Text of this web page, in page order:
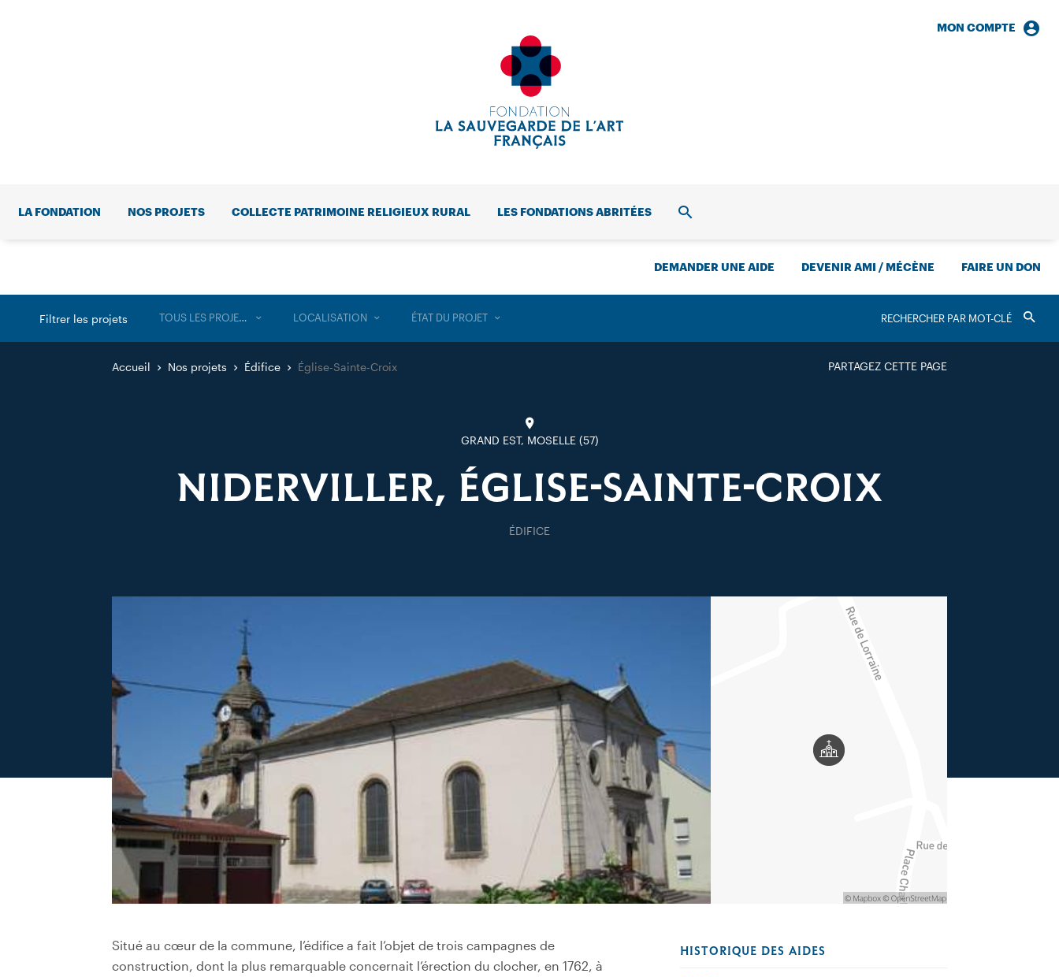
MON COMPTE
LA FONDATION NOS PROJETS COLLECTE PATRIMOINE RELIGIEUX RURAL LES FONDATIONS ABRITÉES RECHERCHE
DEMANDER UNE AIDE DEVENIR AMI / MÉCÈNE FAIRE UN DON
Filtrer les projets
Valider
TOUS LES PROJETS LOCALISATION ÉTAT DU PROJET
PARTAGEZ CETTE PAGE
Accueil Nos projets Édifice Église-Sainte-Croix
GRAND EST, MOSELLE (57)
NIDERVILLER, ÉGLISE-SAINTE-CROIX
ÉDIFICE
Situé au cœur de la commune, l’édifice a fait l’objet de trois campagnes de
construction, dont la plus remarquable concernait l’érection du clocher, en 1762, à
HISTORIQUE DES AIDES